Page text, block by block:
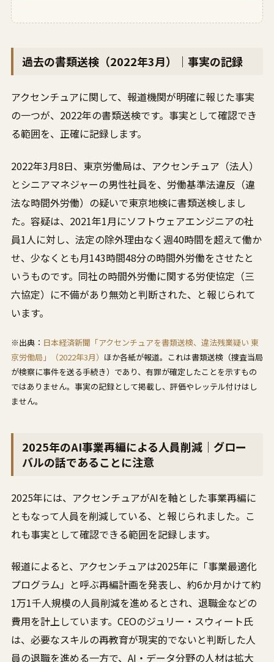
過去の書類送検（2022年3月）｜事実の記録
アクセンチュアに関して、報道機関が明確に報じた事実
の一つが、2022年の書類送検です。事実として確認でき
る範囲を、正確に記録します。
2022年3月8日、東京労働局は、アクセンチュア（法人）
とシニアマネジャーの男性社員を、労働基準法違反（違
法な時間外労働）の疑いで東京地検に書類送検しまし
た。容疑は、2021年1月にソフトウェアエンジニアの社
員1人に対し、法定の除外理由なく週40時間を超えて働か
せ、少なくとも月143時間48分の時間外労働をさせたと
いうものです。同社の時間外労働に関する労使協定（三
六協定）に不備があり無効と判断された、と報じられて
います。
※出典： 日本経済新聞「アクセンチュアを書類送検、違法残業疑い 東
京労働局」（2022年3月） ほか各紙が報道。これは書類送検（捜査当局
が検察に事件を送る手続き）であり、有罪が確定したことを示すもの
ではありません。事実の記録として掲載し、評価やレッテル付けはし
ません。
2025年のAI事業再編による人員削減｜グロー
バルの話であることに注意
2025年には、アクセンチュアがAIを軸とした事業再編に
ともなって人員を削減している、と報じられました。こ
れも事実として確認できる範囲を記録します。
報道によると、アクセンチュアは2025年に「事業最適化
プログラム」と呼ぶ再編計画を発表し、約6か月かけて約
1万1千人規模の人員削減を進めるとされ、退職金などの
費用を計上しています。CEOのジュリー・スウィート氏
は、必要なスキルの再教育が現実的でないと判断した人
員の退職を進める一方で、AI・データ分野の人材は拡大